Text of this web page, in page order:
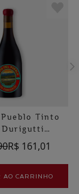
Tinto
Durigutti
R$ 161,01
AO CARRINHO